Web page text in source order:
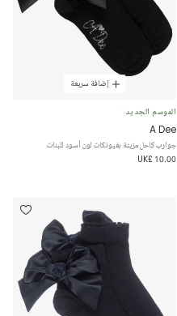
إضافة سريعة
الموسم الجديد
A Dee
جوارب كاحل مزينة بفيونكات لون أسود للبنات
UK£ 10.00